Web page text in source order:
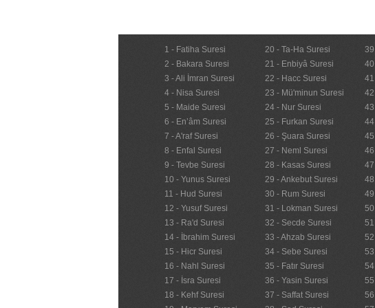
1 - Fatiha Suresi
2 - Bakara Suresi
3 - Ali İmran Suresi
4 - Nisa Suresi
5 - Maide Suresi
6 - En’âm Suresi
7 - A'raf Suresi
8 - Enfal Suresi
9 - Tevbe Suresi
10 - Yunus Suresi
11 - Hud Suresi
12 - Yusuf Suresi
13 - Ra'd Suresi
14 - İbrahim Suresi
15 - Hicr Suresi
16 - Nahl Suresi
17 - İsra Suresi
18 - Kehf Suresi
20 - Ta-Ha Suresi
21 - Enbiyâ Suresi
22 - Hacc Suresi
23 - Mü'minun Suresi
24 - Nur Suresi
25 - Furkan Suresi
26 - Şuara Suresi
27 - Neml Suresi
28 - Kasas Suresi
29 - Ankebut Suresi
30 - Rum Suresi
31 - Lokman Suresi
32 - Secde Suresi
33 - Ahzab Suresi
34 - Sebe Suresi
35 - Fatır Suresi
36 - Yasin Suresi
37 - Saffat Suresi